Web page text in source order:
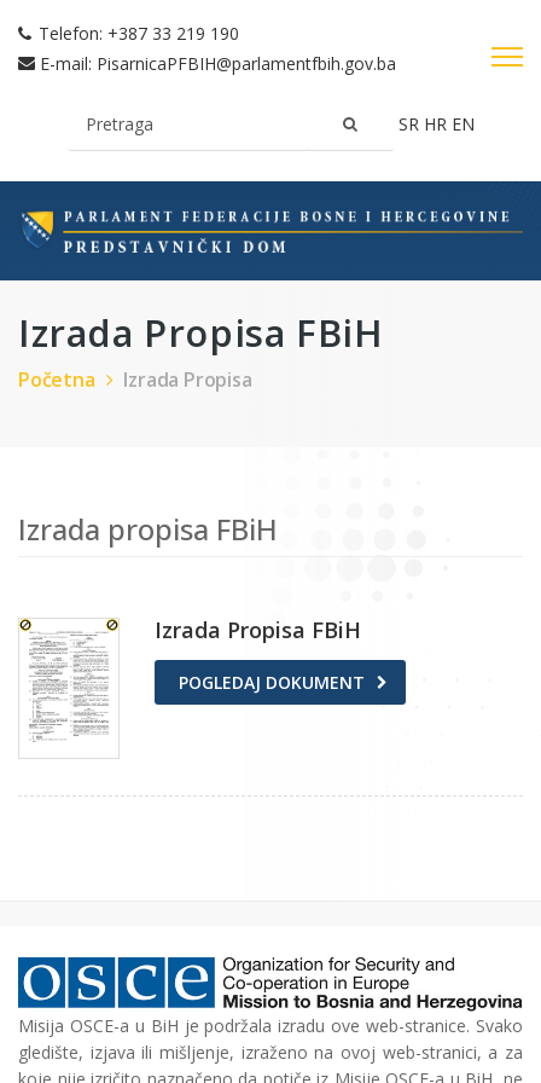
Telefon: +387 33 219 190
E-mail: PisarnicaPFBIH@parlamentfbih.gov.ba
SR HR EN
Izrada Propisa FBiH
Početna Izrada Propisa
Izrada propisa FBiH
Izrada Propisa FBiH
POGLEDAJ DOKUMENT
Misija OSCE-a u BiH je podržala izradu ove web-stranice. Svako
gledište, izjava ili mišljenje, izraženo na ovoj web-stranici, a za